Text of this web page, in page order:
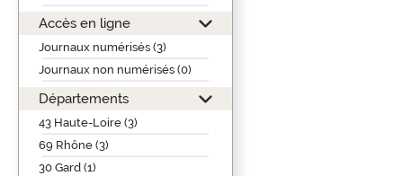
Accès en ligne
Journaux numérisés (3)
Journaux non numérisés (0)
Départements
43 Haute-Loire (3)
69 Rhône (3)
30 Gard (1)